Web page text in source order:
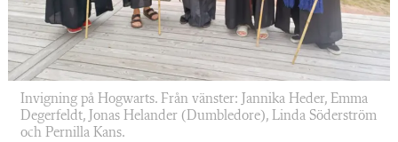
Invigning på Hogwarts. Från vänster: Jannika Heder, Emma
Degerfeldt, Jonas Helander (Dumbledore), Linda Söderström
och Pernilla Kans.